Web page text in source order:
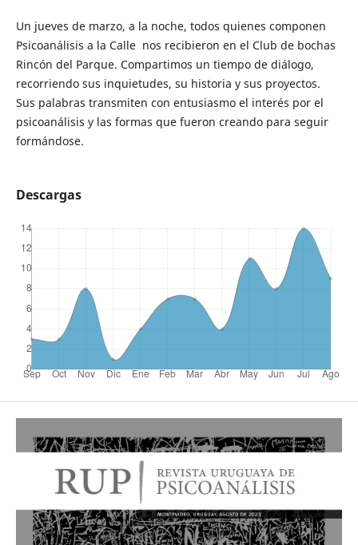
Un jueves de marzo, a la noche, todos quienes componen
Psicoanálisis a la Calle nos recibieron en el Club de bochas
Rincón del Parque. Compartimos un tiempo de diálogo,
recorriendo sus inquietudes, su historia y sus proyectos.
Sus palabras transmiten con entusiasmo el interés por el
psicoanálisis y las formas que fueron creando para seguir
formándose.
Descargas